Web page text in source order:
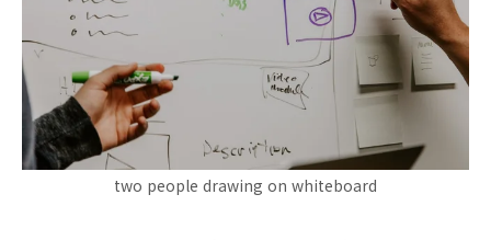
two people drawing on whiteboard